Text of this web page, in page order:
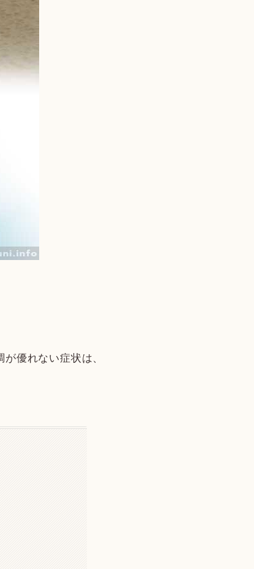
優れない症状は、